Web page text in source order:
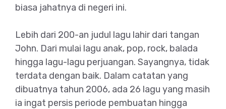
biasa jahatnya di negeri ini.
Lebih dari 200-an judul lagu lahir dari tangan
John. Dari mulai lagu anak, pop, rock, balada
hingga lagu-lagu perjuangan. Sayangnya, tidak
terdata dengan baik. Dalam catatan yang
dibuatnya tahun 2006, ada 26 lagu yang masih
ia ingat persis periode pembuatan hingga